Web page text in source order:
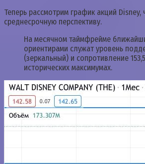
Теперь рассмотрим график акций
среднесрочную перспективу.
На месячном таймфрейме
ориентирами служат уровень
(зеркальный) и сопротивление
исторических максимумах.